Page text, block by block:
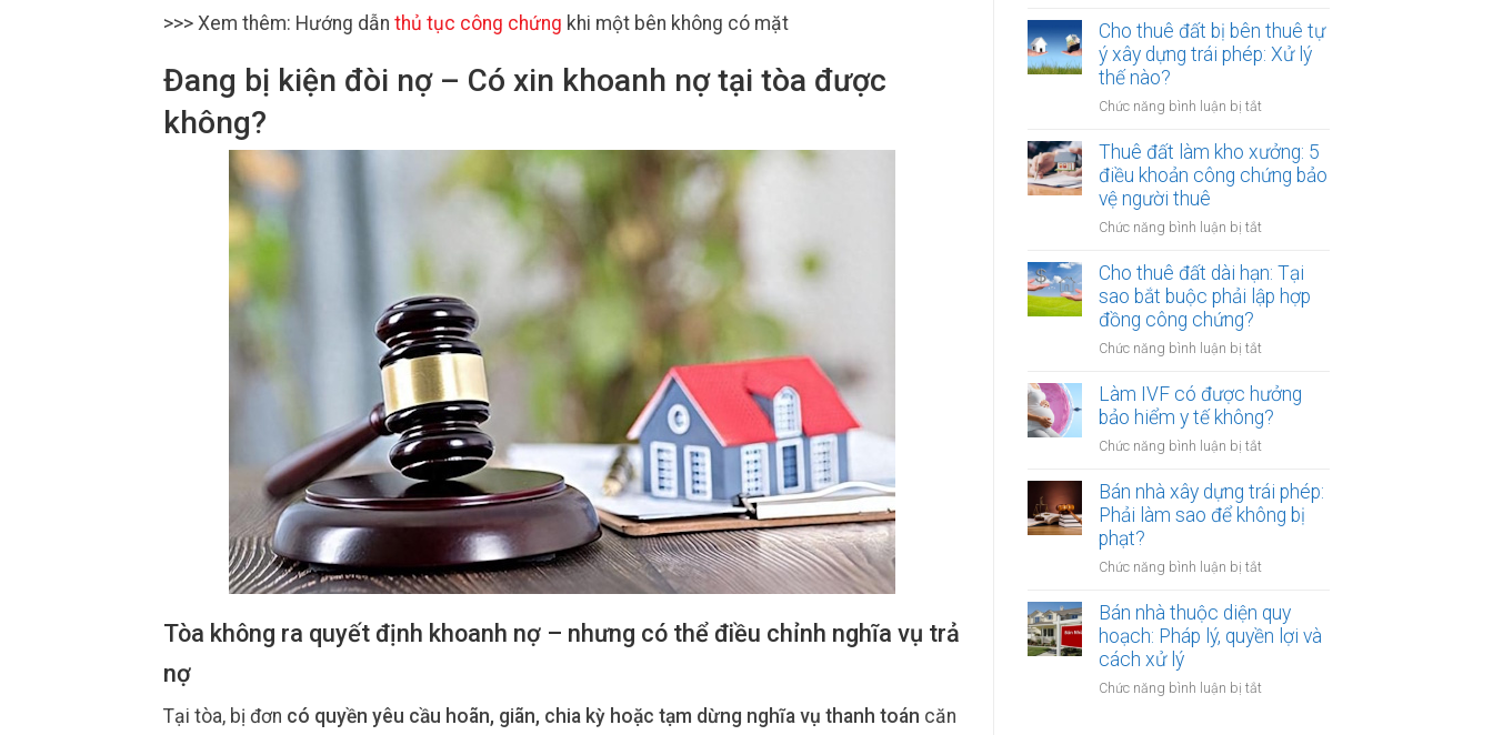
>>> Xem thêm: Hướng dẫn thủ tục công chứng khi một bên không có mặt
Đang bị kiện đòi nợ – Có xin khoanh nợ tại tòa được
không?
Tòa không ra quyết định khoanh nợ – nhưng có thể điều chỉnh nghĩa vụ trả
nợ
Tại tòa, bị đơn có quyền yêu cầu hoãn, giãn, chia kỳ hoặc tạm dừng nghĩa vụ thanh toán căn
sản
mã
đất
trả
lần
hằng
năm:
công
chứng
Cho thuê đất bị bên thuê tự
ý xây dựng trái phép: Xử lý
thế nào?
Chức năng bình luận bị tắt
thuê
đất
thuê
ý
xây
lý
thế
Thuê đất làm kho xưởng: 5
điều khoản công chứng bảo
vệ người thuê
Chức năng bình luận bị tắt
đất
làm
kho
5
khoản
công
vệ
người
thuê
Cho thuê đất dài hạn: Tại
sao bắt buộc phải lập hợp
đồng công chứng?
Chức năng bình luận bị tắt
thuê
đất
dài
hạn:
sao
bắt
đồng
công
Làm IVF có được hưởng
bảo hiểm y tế không?
Chức năng bình luận bị tắt
IVF
có
được
bảo
y
tế
Bán nhà xây dựng trái phép:
Phải làm sao để không bị
phạt?
Chức năng bình luận bị tắt
nhà
xây
dựng
phép:
Bán nhà thuộc diện quy
hoạch: Pháp lý, quyền lợi và
cách xử lý
Chức năng bình luận bị tắt